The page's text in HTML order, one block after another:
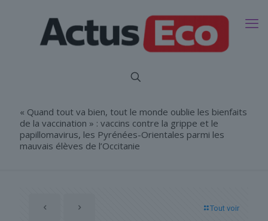
« Quand tout va bien, tout le monde oublie les bienfaits
de la vaccination » : vaccins contre la grippe et le
papillomavirus, les Pyrénées-Orientales parmi les
mauvais élèves de l’Occitanie
Tout voir